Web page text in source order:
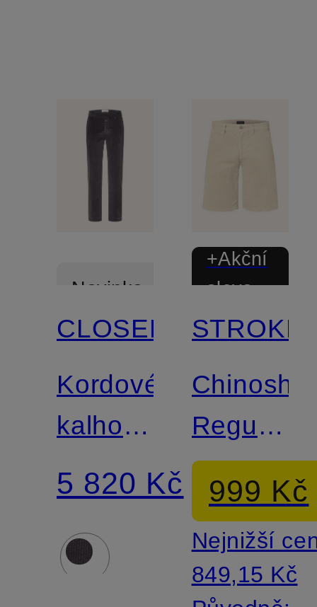
Novinka
CLOSED
Kordové
kalhoty
CLIFTON
Slim Fit
5 820 Kč
+Akční
sleva
Regular
Fit z
999 Kč
Nejnižší
849,15 Kč